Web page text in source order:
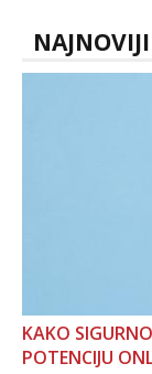
KAKO
POTENCIJU